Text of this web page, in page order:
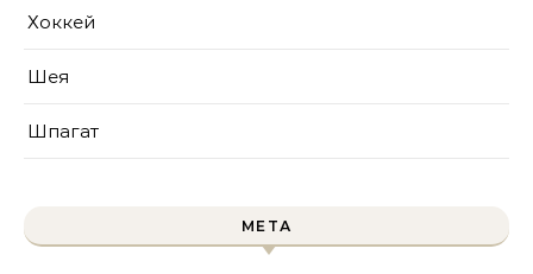
Хоккей
Шея
Шпагат
МЕТА